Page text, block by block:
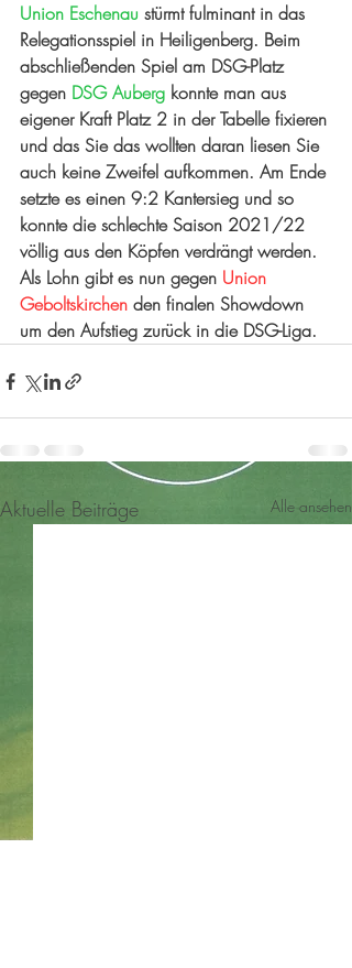
Union Eschenau stürmt fulminant in das
Relegationsspiel in Heiligenberg. Beim
abschließenden Spiel am DSG-Platz
gegen DSG Auberg konnte man aus
eigener Kraft Platz 2 in der Tabelle fixieren
und das Sie das wollten daran liesen Sie
auch keine Zweifel aufkommen. Am Ende
setzte es einen 9:2 Kantersieg und so
konnte die schlechte Saison 2021/22
völlig aus den Köpfen verdrängt werden.
Als Lohn gibt es nun gegen Union
Geboltskirchen den finalen Showdown
um den Aufstieg zurück in die DSG-Liga.
Aktuelle Beiträge Alle ansehen